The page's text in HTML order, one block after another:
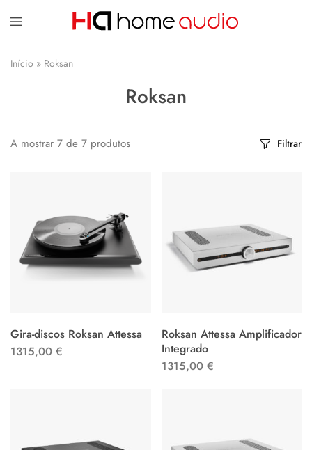
Audio
Home
comércio
de
Cinema
Início » Roksan
Roksan
A mostrar 7 de 7 produtos Filtrar
Gira-discos Roksan Attessa
1315,00 €
Roksan Attessa Amplificador
Integrado
1315,00 €